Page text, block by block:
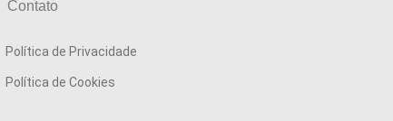
Contato
Política de Privacidade
Política de Cookies